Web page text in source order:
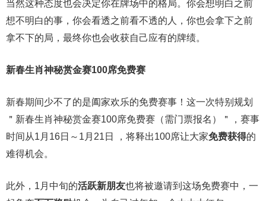
当然这种态度也会决定你在牌场中的格局。你会想明白之前
想不明白的事，你会看透之前看不透的人，你也会拿下之前
拿不下的局，最终你也会收获自己应有的牌绩。
新春生肖神秘赏金赛100席免费赛
新春期间少不了的是阖家欢乐的免费赛事！这一次特别规划
＂新春生肖神秘赏金赛100席免费赛（需门票报名）＂，赛事
时间从1月16日～1月21日 ，将释出100席让大家免费获得的
难得机会。
此外，1月中旬的活跃新朋友也将被邀请到这场免费赛中，一